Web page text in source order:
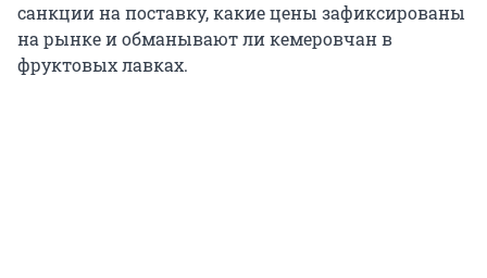
санкции на поставку, какие цены зафиксированы
на рынке и обманывают ли кемеровчан в
фруктовых лавках.